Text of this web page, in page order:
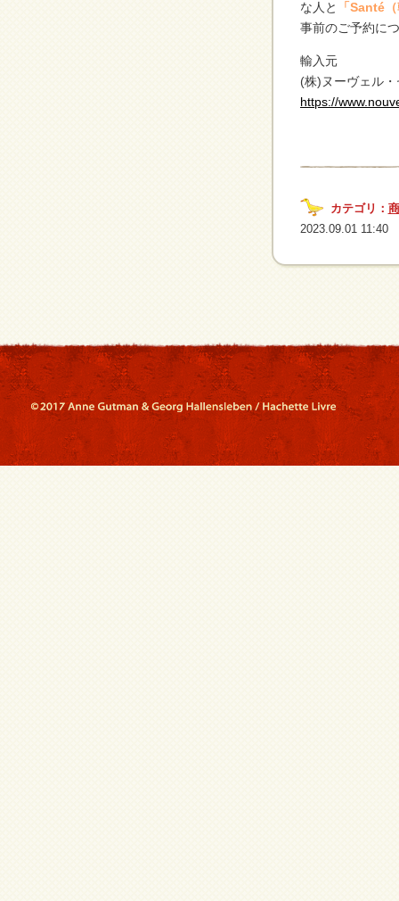
な人と
「Santé
事前のご予約に
輸入元
(株)ヌーヴェル
https://
カテゴリ：
2023.09.01 11:40